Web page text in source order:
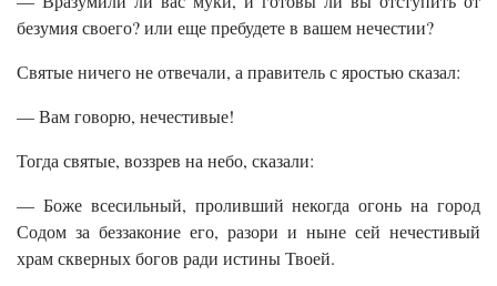
безумия своего? или еще пребудете в вашем нечестии?
Святые ничего не отвечали, а правитель с яростью сказал:
— Вам говорю, нечестивые!
Тогда святые, воззрев на небо, сказали:
— Боже всесильный, проливший некогда огонь на город
Содом за беззаконие его, разори и ныне сей нечестивый
храм скверных богов ради истины Твоей.